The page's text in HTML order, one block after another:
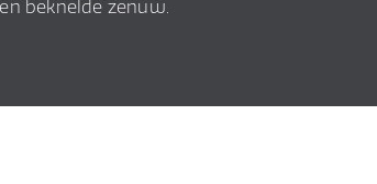
beknelde zenuw.